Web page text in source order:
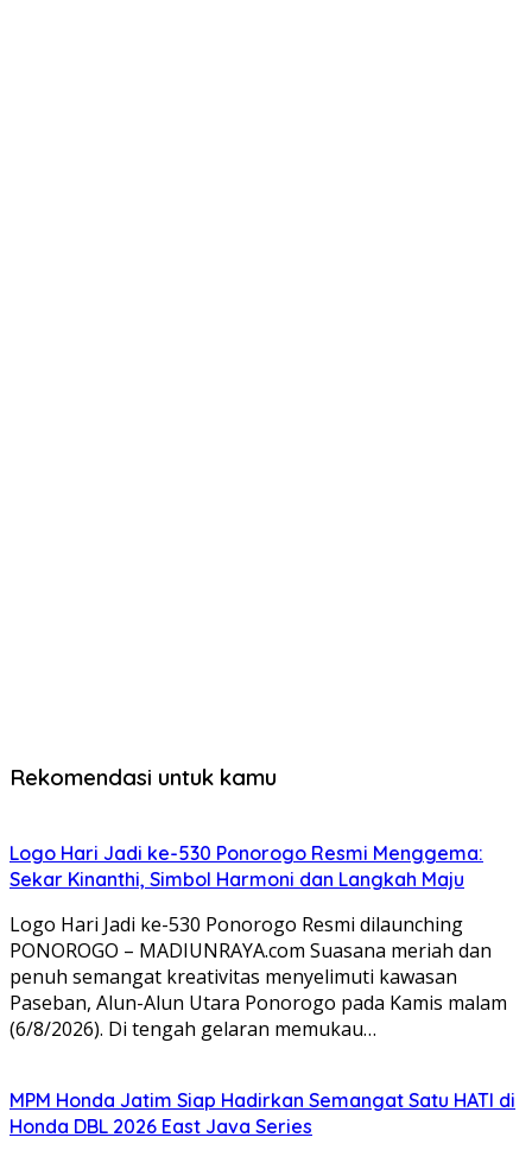
Rekomendasi untuk kamu
Logo Hari Jadi ke-530 Ponorogo Resmi Menggema:
Sekar Kinanthi, Simbol Harmoni dan Langkah Maju
Logo Hari Jadi ke-530 Ponorogo Resmi dilaunching
PONOROGO – MADIUNRAYA.com Suasana meriah dan
penuh semangat kreativitas menyelimuti kawasan
Paseban, Alun-Alun Utara Ponorogo pada Kamis malam
(6/8/2026). Di tengah gelaran memukau…
MPM Honda Jatim Siap Hadirkan Semangat Satu HATI di
Honda DBL 2026 East Java Series